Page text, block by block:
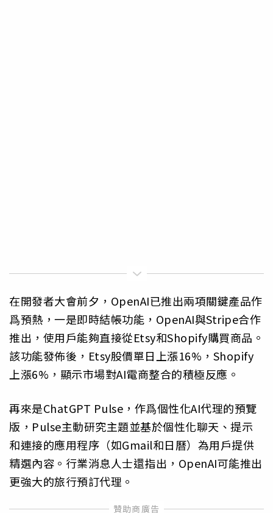
在開發者大會前夕，OpenAI已推出兩項關鍵產品作
爲預熱，一是即時結帳功能，OpenAI與Stripe合作
推出，使用戶能夠直接從Etsy和Shopify購買商品。
該功能發佈後，Etsy股價單日上漲16%，Shopify
上漲6%，顯示市場對AI電商整合的積極反應。
再來是ChatGPT Pulse，作爲個性化AI代理的預覽
版，Pulse主動研究主題並基於個性化聊天、提示
和連接的應用程序（如Gmail和日曆）為用戶提供
精選內容。行業消息人士還指出，OpenAI可能推出
更強大的旅行預訂代理。